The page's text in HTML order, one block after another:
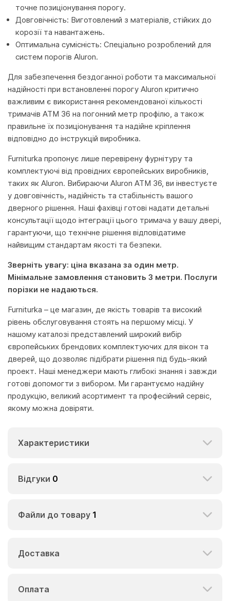
точне позиціонування порогу.
Довговічність: Виготовлений з матеріалів, стійких до
корозії та навантажень.
Оптимальна сумісність: Спеціально розроблений для
систем порогів Aluron.
Для забезпечення бездоганної роботи та максимальної
надійності при встановленні порогу Aluron критично
важливим є використання рекомендованої кількості
тримачів ATM 36 на погонний метр профілю, а також
правильне їх позиціонування та надійне кріплення
відповідно до інструкцій виробника.
Furniturka пропонує лише перевірену фурнітуру та
комплектуючі від провідних європейських виробників,
таких як Aluron. Вибираючи Aluron ATM 36, ви інвестуєте
у довговічність, надійність та стабільність вашого
дверного рішення. Наші фахівці готові надати детальні
консультації щодо інтеграції цього тримача у вашу двері,
гарантуючи, що технічне рішення відповідатиме
найвищим стандартам якості та безпеки.
Зверніть увагу: ціна вказана за один метр.
Мінімальне замовлення становить 3 метри. Послуги
порізки не надаються.
Furniturka – це магазин, де якість товарів та високий
рівень обслуговування стоять на першому місці. У
нашому каталозі представлений широкий вибір
європейських брендових комплектуючих для вікон та
дверей, що дозволяє підібрати рішення під будь-який
проект. Наші менеджери мають глибокі знання і завжди
готові допомогти з вибором. Ми гарантуємо надійну
продукцію, великий асортимент та професійний сервіс,
якому можна довіряти.
Характеристики
Відгуки 0
Файли до товару 1
Доставка
Оплата